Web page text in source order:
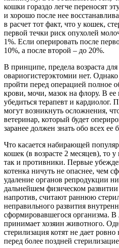
кошки гораздо легче переносят
и хорошо после нее
в расчет тот факт, что у кошек,
первой течки риск опухолей
1%. Если оперировать после
10%, а после второй – до 20%.
В принципе, предела возраста
овариогистерэктомии нет.
пройти перед операцией полное
крови, мочи, мазок на флору. В
убедиться терапевт и кардиолог.
могут возникнуть осложнения,
ветеринар, который будет
заранее должен знать обо всех ее
Что касается набирающей
кошек (в возрасте 2 месяцев), то
так и противники. Первые
котенка ничуть не опаснее, чем
удаление органов репродукции
дальнейшем физическом
напротив, считают раннюю
неправильного развития
сформировавшегося организма.
принимает хозяин животного.
стерилизация котят не дает
перед более поздней